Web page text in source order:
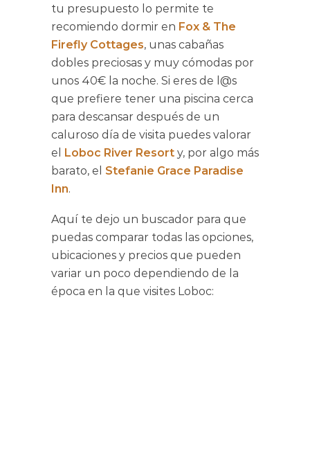
tu presupuesto lo permite te
recomiendo dormir en Fox & The
Firefly Cottages, unas cabañas
dobles preciosas y muy cómodas por
unos 40€ la noche. Si eres de l@s
que prefiere tener una piscina cerca
para descansar después de un
caluroso día de visita puedes valorar
el Loboc River Resort y, por algo más
barato, el Stefanie Grace Paradise
Inn.
Aquí te dejo un buscador para que
puedas comparar todas las opciones,
ubicaciones y precios que pueden
variar un poco dependiendo de la
época en la que visites Loboc: